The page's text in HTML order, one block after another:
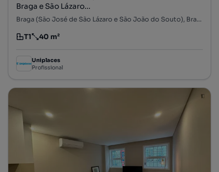
Braga e São Lázaro...
Braga (São José de São Lázaro e São João do Souto), Braga, Braga
Tipologia
T1
Preço por metro quadrado
40 m²
Uniplaces
Profissional